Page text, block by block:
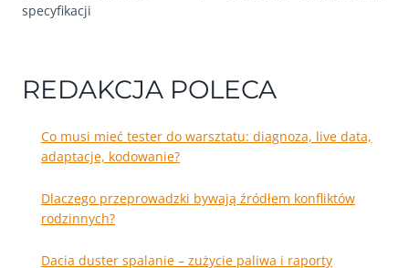
specyfikacji
REDAKCJA POLECA
Co musi mieć tester do warsztatu: diagnoza, live data,
adaptacje, kodowanie?
Dlaczego przeprowadzki bywają źródłem konfliktów
rodzinnych?
Dacia duster spalanie – zużycie paliwa i raporty